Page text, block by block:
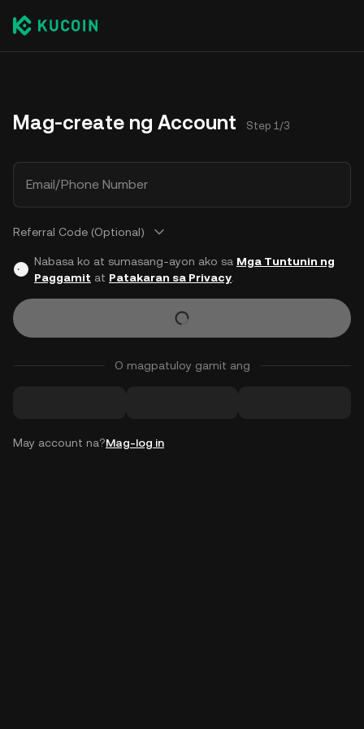
Mag-create ng Account Step 1/3
Email/Phone Number
Referral Code (Optional)
Nabasa ko at sumasang-ayon ako sa Mga Tuntunin ng
Paggamit at Patakaran sa Privacy.
O magpatuloy gamit ang
May account na?Mag-log in